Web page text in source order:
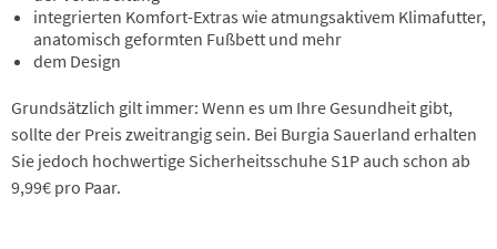
integrierten Komfort-Extras wie atmungsaktivem Klimafutter,
anatomisch geformten Fußbett und mehr
dem Design
Grundsätzlich gilt immer: Wenn es um Ihre Gesundheit gibt,
sollte der Preis zweitrangig sein. Bei Burgia Sauerland erhalten
Sie jedoch hochwertige Sicherheitsschuhe S1P auch schon ab
9,99€ pro Paar.